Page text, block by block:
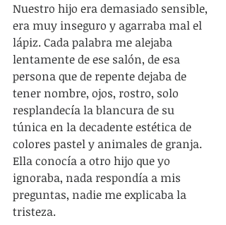
Nuestro hijo era demasiado sensible,
era muy inseguro y agarraba mal el
lápiz. Cada palabra me alejaba
lentamente de ese salón, de esa
persona que de repente dejaba de
tener nombre, ojos, rostro, solo
resplandecía la blancura de su
túnica en la decadente estética de
colores pastel y animales de granja.
Ella conocía a otro hijo que yo
ignoraba, nada respondía a mis
preguntas, nadie me explicaba la
tristeza.